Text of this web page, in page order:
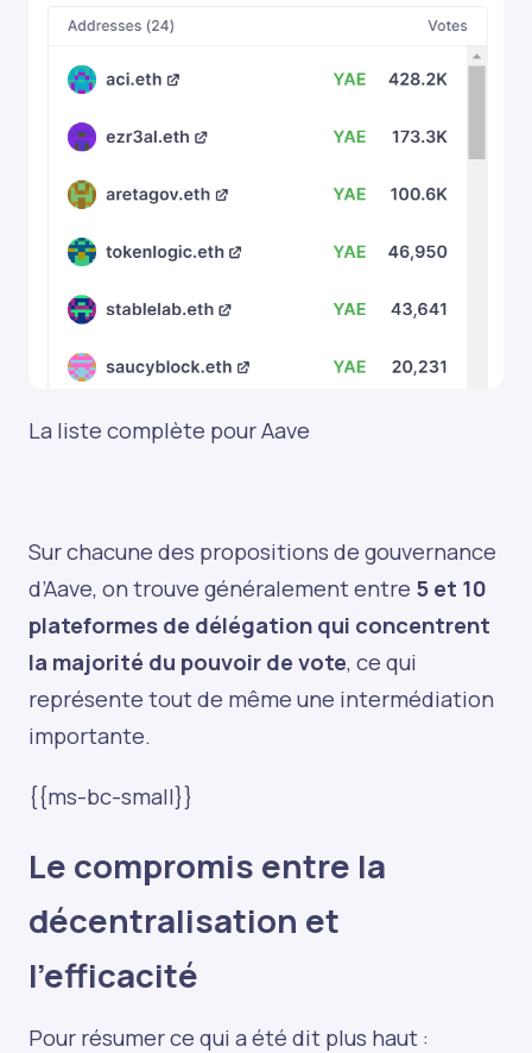
La liste complète pour Aave
Sur chacune des propositions de gouvernance
d’Aave, on trouve généralement entre 5 et 10
plateformes de délégation qui concentrent
la majorité du pouvoir de vote, ce qui
représente tout de même une intermédiation
importante.
{{ms-bc-small}}
Le compromis entre la
décentralisation et
l’efficacité
Pour résumer ce qui a été dit plus haut :